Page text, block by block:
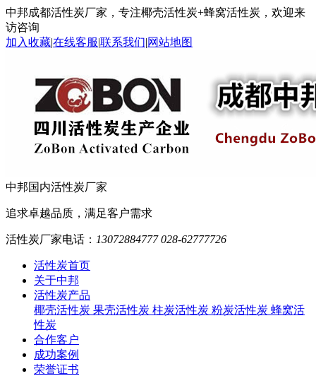
中邦成都活性炭厂家，专注椰壳活性炭+蜂窝活性炭，欢迎来
访咨询
加入收藏|在线客服|联系我们|网站地图
中邦国内活性炭厂家
追求卓越品质，满足客户需求
活性炭厂家电话： 13072884777 028-62777726
活性炭首页
关于中邦
活性炭产品
椰壳活性炭 果壳活性炭 柱炭活性炭 粉炭活性炭 蜂窝活
性炭
合作客户
成功案例
荣誉证书